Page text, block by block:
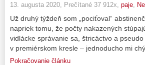
13. augusta 2020, Prečítané 37 912x, paje,
Už druhý týždeň som „pociťoval“
napriek tomu, že počty nakazených
vidlácke správanie sa, štricáctvo a
v premiérskom kresle – jednoducho mi
Pokračovanie článku